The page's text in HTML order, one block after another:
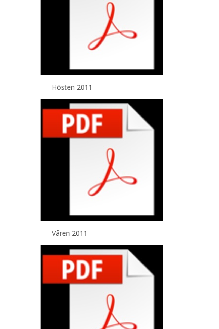
Hösten 2011
Våren 2011